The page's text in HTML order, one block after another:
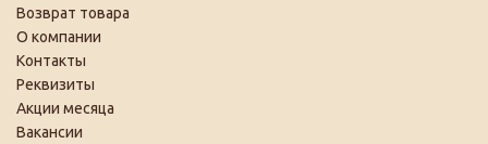
Возврат товара
О компании
Контакты
Реквизиты
Акции месяца
Вакансии